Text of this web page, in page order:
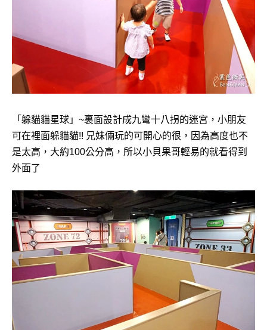
「躲貓貓星球」~裏面設計成九彎十八拐的迷宮，小朋友
可在裡面躲貓貓!! 兄妹倆玩的可開心的很，因為高度也不
是太高，大約100公分高，所以小貝果哥輕易的就看得到
外面了